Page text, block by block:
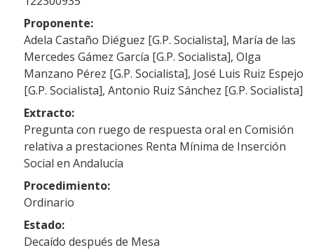
Proponente:
Adela Castaño Diéguez [G.P. Socialista], María de las
Mercedes Gámez García [G.P. Socialista], Olga
Manzano Pérez [G.P. Socialista], José Luis Ruiz Espejo
[G.P. Socialista], Antonio Ruiz Sánchez [G.P. Socialista]
Extracto:
Pregunta con ruego de respuesta oral en Comisión
relativa a prestaciones Renta Mínima de Inserción
Social en Andalucía
Procedimiento:
Ordinario
Estado:
Decaído después de Mesa